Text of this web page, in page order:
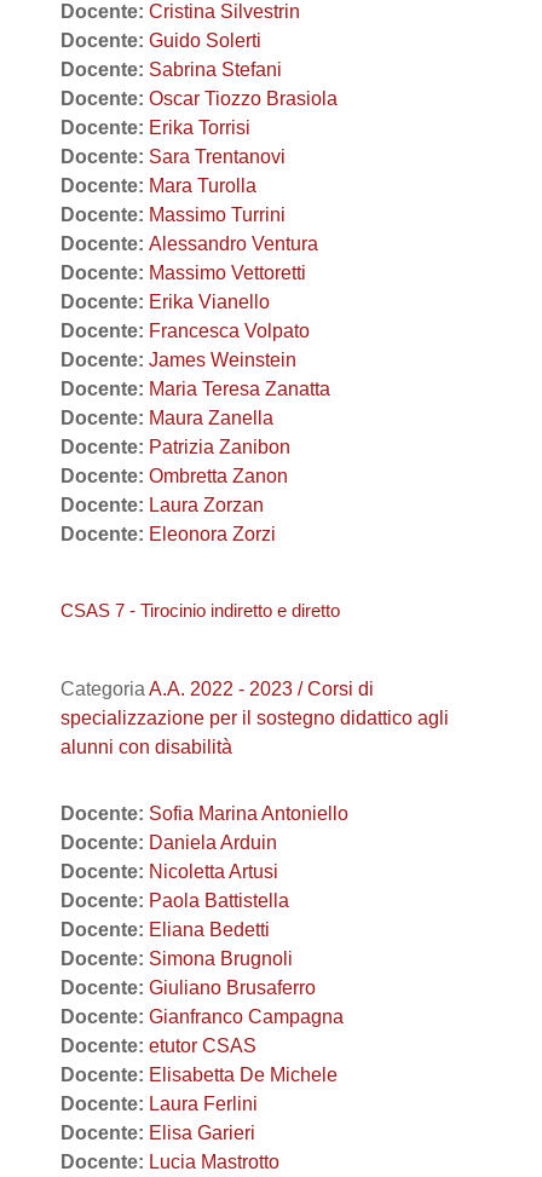
Docente: Cristina Silvestrin
Docente: Guido Solerti
Docente: Sabrina Stefani
Docente: Oscar Tiozzo Brasiola
Docente: Erika Torrisi
Docente: Sara Trentanovi
Docente: Mara Turolla
Docente: Massimo Turrini
Docente: Alessandro Ventura
Docente: Massimo Vettoretti
Docente: Erika Vianello
Docente: Francesca Volpato
Docente: James Weinstein
Docente: Maria Teresa Zanatta
Docente: Maura Zanella
Docente: Patrizia Zanibon
Docente: Ombretta Zanon
Docente: Laura Zorzan
Docente: Eleonora Zorzi
CSAS 7 - Tirocinio indiretto e diretto
Categoria A.A. 2022 - 2023 / Corsi di
specializzazione per il sostegno didattico agli
alunni con disabilità
Docente: Sofia Marina Antoniello
Docente: Daniela Arduin
Docente: Nicoletta Artusi
Docente: Paola Battistella
Docente: Eliana Bedetti
Docente: Simona Brugnoli
Docente: Giuliano Brusaferro
Docente: Gianfranco Campagna
Docente: etutor CSAS
Docente: Elisabetta De Michele
Docente: Laura Ferlini
Docente: Elisa Garieri
Docente: Lucia Mastrotto